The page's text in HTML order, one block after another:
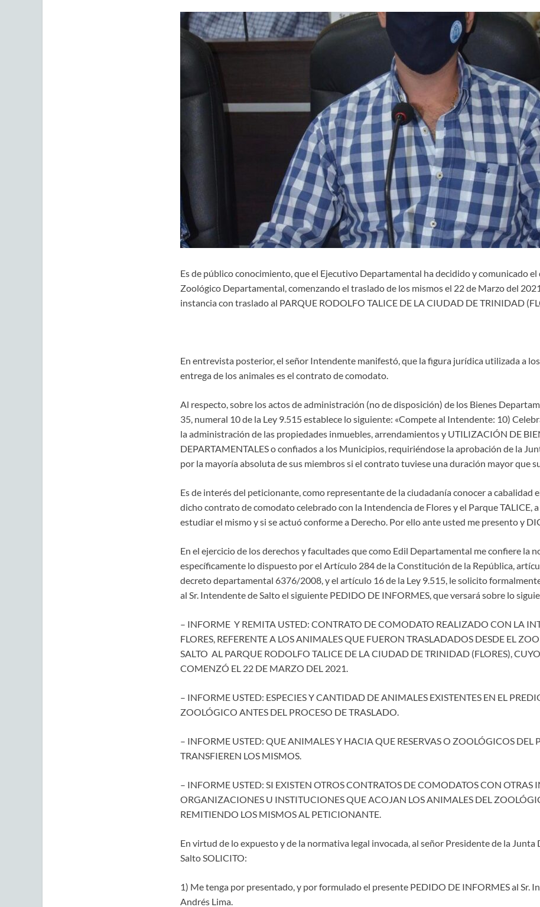
Es de público conocimiento, que el Ejecutivo Departamental ha decidido y comunicado el
Zoológico Departamental, comenzando el traslado de los mismos el 22 de Marzo del
instancia con traslado al PARQUE RODOLFO TALICE DE LA CIUDAD DE TRINIDAD
En entrevista posterior, el señor Intendente manifestó, que la figura jurídica utilizada a
entrega de los animales es el contrato de comodato.
Al respecto, sobre los actos de administración (no de disposición) de los Bienes
35, numeral 10 de la Ley 9.515 establece lo siguiente: «Compete al Intendente: 10)
la administración de las propiedades inmuebles, arrendamientos y UTILIZACIÓN DE
DEPARTAMENTALES o confiados a los Municipios, requiriéndose la aprobación de la
por la mayoría absoluta de sus miembros si el contrato tuviese una duración mayor que
Es de interés del peticionante, como representante de la ciudadanía conocer a cabalidad
dicho contrato de comodato celebrado con la Intendencia de Flores y el Parque TALICE,
estudiar el mismo y si se actuó conforme a Derecho. Por ello ante usted me presento y
En el ejercicio de los derechos y facultades que como Edil Departamental me confiere la
específicamente lo dispuesto por el Artículo 284 de la Constitución de la República,
decreto departamental 6376/2008, y el artículo 16 de la Ley 9.515, le solicito
al Sr. Intendente de Salto el siguiente PEDIDO DE INFORMES, que versará sobre lo
– INFORME Y REMITA USTED: CONTRATO DE COMODATO REALIZADO CON LA
FLORES, REFERENTE A LOS ANIMALES QUE FUERON TRASLADADOS DESDE EL
SALTO AL PARQUE RODOLFO TALICE DE LA CIUDAD DE TRINIDAD (FLORES),
COMENZÓ EL 22 DE MARZO DEL 2021.
– INFORME USTED: ESPECIES Y CANTIDAD DE ANIMALES EXISTENTES EN EL
ZOOLÓGICO ANTES DEL PROCESO DE TRASLADO.
– INFORME USTED: QUE ANIMALES Y HACIA QUE RESERVAS O ZOOLÓGICOS DEL
TRANSFIEREN LOS MISMOS.
– INFORME USTED: SI EXISTEN OTROS CONTRATOS DE COMODATOS CON OTRAS
ORGANIZACIONES U INSTITUCIONES QUE ACOJAN LOS ANIMALES DEL
REMITIENDO LOS MISMOS AL PETICIONANTE.
En virtud de lo expuesto y de la normativa legal invocada, al señor Presidente de la
Salto SOLICITO:
1) Me tenga por presentado, y por formulado el presente PEDIDO DE INFORMES al Sr.
Andrés Lima.